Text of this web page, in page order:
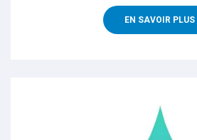
EN SAVOIR PLUS